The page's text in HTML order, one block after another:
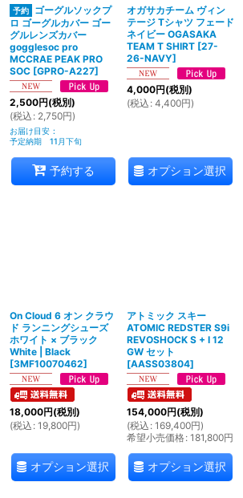
ゴーグルソックプ
ロ ゴーグルカバー ゴー
グルレンズカバー
gogglesoc pro
MCCRAE PEAK PRO
SOC [GPRO-A227]
2,500円(税別)
(税込 : 2,750円)
お届け目安 :
予定納期 11月下旬
予約する
オガサカチーム ヴィン
テージ Tシャツ フェード
ネイビー OGASAKA
TEAM T SHIRT [27-
26-NAVY]
4,000円(税別)
(税込 : 4,400円)
オプション選択
On Cloud 6 オン クラウ
ド ランニングシューズ
ホワイト × ブラック
White | Black
[3MF10070462]
18,000円(税別)
(税込 : 19,800円)
オプション選択
アトミック スキー
ATOMIC REDSTER S9i
REVOSHOCK S + I 12
GW セット
[AASS03804]
154,000円(税別)
(税込 : 169,400円)
希望小売価格: 181,800円
オプション選択